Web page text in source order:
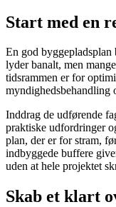
Start med en
En god byggepladsplan
lyder banalt, men
tidsrammen er for
myndighedsbehandling
Inddrag de udførende
praktiske udfordringer
plan, der er for stram,
indbyggede buffere
uden at hele projektet
Skab et klart